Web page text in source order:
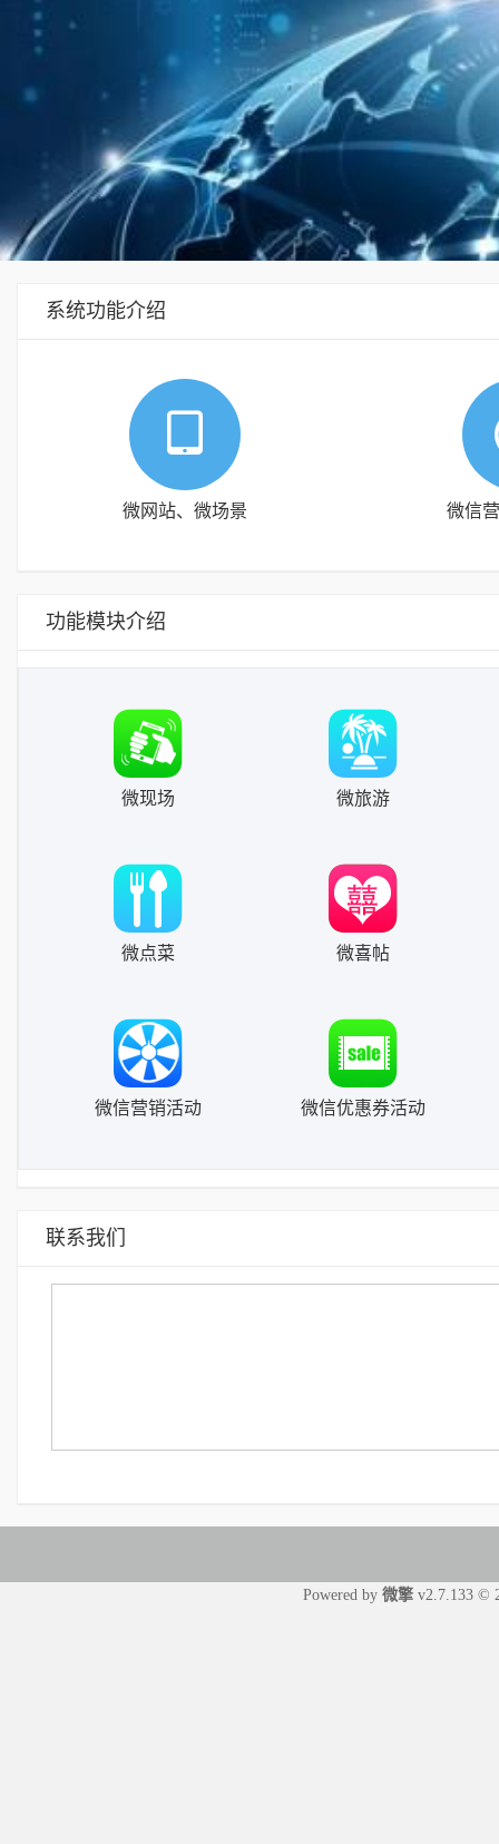
系统功能介绍
微网站、微场景 微信
功能模块介绍
微现场 微旅游
微点菜 微喜帖
微信营销活动 微信优惠券活动
联系我们
Powered by 微擎v2.7.133 ©